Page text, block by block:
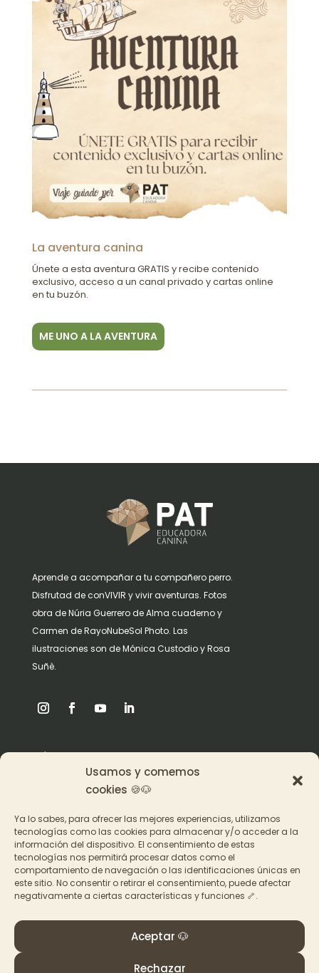
Usamos y comemos
cookies 🍪🐶
Ya lo sabes, para ofrecer las mejores experiencias, utilizamos
tecnologías como las cookies para almacenar y/o acceder a la
información del dispositivo. El consentimiento de estas
tecnologías nos permitirá procesar datos como el
comportamiento de navegación o las identificaciones únicas en
este sitio. No consentir o retirar el consentimiento, puede afectar
negativamente a ciertas características y funciones 🦴.
Aceptar 🐶
Rechazar
La aventura canina
Únete a esta aventura GRATIS y recibe contenido
exclusivo, acceso a un canal privado y cartas online
en tu buzón.
ME UNO A LA AVENTURA
Aprende a acompañar a tu compañero perro.
Disfrutad de conVIVIR y vivir aventuras. Fotos
obra de Núria Guerrero de Alma cuaderno y
Carmen de RayoNubeSol Photo. Las
ilustraciones son de Mónica Custodio y Rosa
Suñè.
Origen
Pat en los medios
Acceder a los cursos
Contacto
Términos y Condiciones–Política de privacidad y